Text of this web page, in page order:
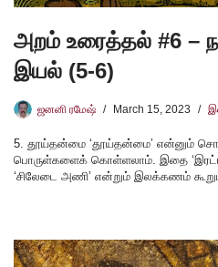
அறம் உரைத்தல் #6 –
இயல் (5-6)
ஜனனி ரமேஷ் March 15, 2023
5. தூய்தன்மை ‘தூய்தன்மை’ என்னும்
பொருள்களைக் கொள்ளலாம். இதை
‘சிலேடை அணி’ என்றும் இலக்கணம்